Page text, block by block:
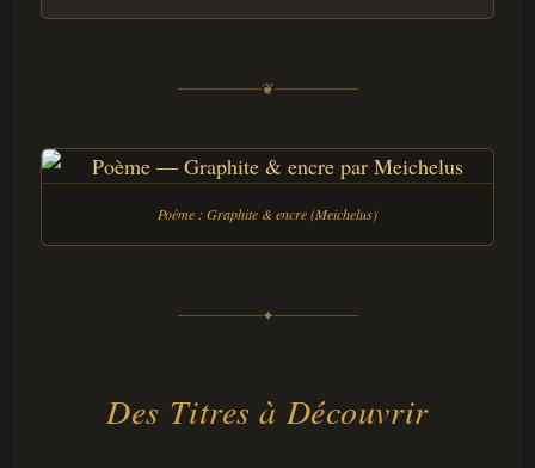
❦
Poème : Graphite & encre (Meichelus)
✦
Des Titres à Découvrir